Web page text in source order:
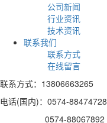
公司新闻
行业资讯
技术资讯
联系我们
联系方式
在线留言
联系方式：13806663265
电话(国内)：0574-88474728
0574-88067892